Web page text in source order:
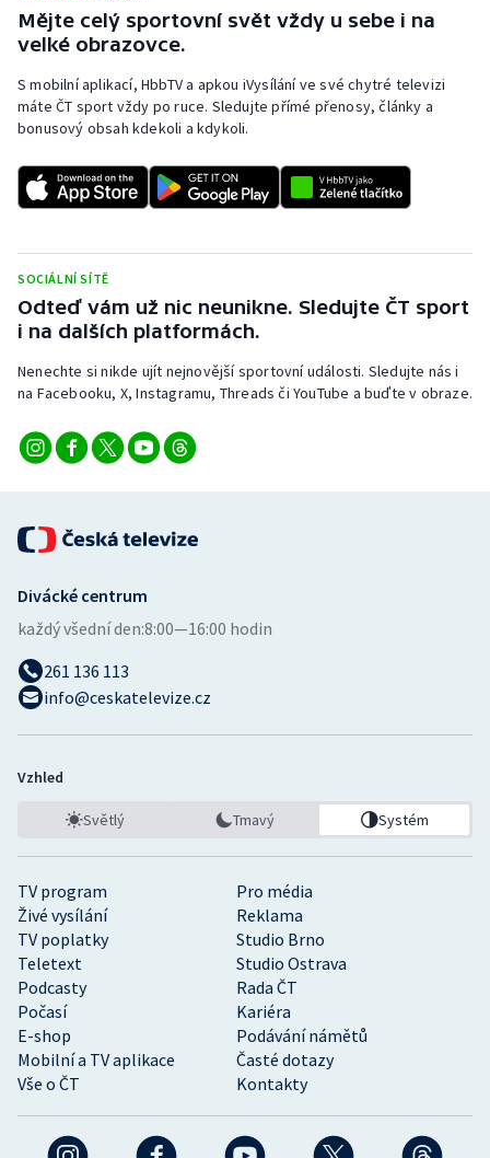
Rychlostní kanoistika
Short track
Sportovní střelba
Stolní tenis
Veslování
Volejbal
Ostatní
Mějte celý sportovní svět vždy u sebe i na
velké obrazovce.
S mobilní aplikací, HbbTV a apkou iVysílání ve své chytré televizi
máte ČT sport vždy po ruce. Sledujte přímé přenosy, články a
bonusový obsah kdekoli a kdykoli.
SOCIÁLNÍ SÍTĚ
Odteď vám už nic neunikne. Sledujte ČT sport
i na dalších platformách.
Nenechte si nikde ujít nejnovější sportovní události. Sledujte nás i
na Facebooku, X, Instagramu, Threads či YouTube a buďte v obraze.
TV program
Pro média
Živé vysílání
Reklama
TV poplatky
Studio Brno
Teletext
Studio Ostrava
Podcasty
Rada ČT
Počasí
Kariéra
E-shop
Podávání námětů
Mobilní a TV aplikace
Časté dotazy
Vše o ČT
Kontakty
Divácké centrum
každý všední den:8:00—16:00 hodin
261 136 113
info@ceskatelevize.cz
Vzhled
Světlý Tmavý Systém